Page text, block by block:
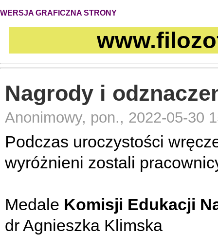
WERSJA GRAFICZNA STRONY
Nagrody i
Anonimowy, pon., 2022-05-30
Podczas uroczystości
wyróżnieni zostali
Medale Komisji Edukacji
dr Agnieszka Klimska